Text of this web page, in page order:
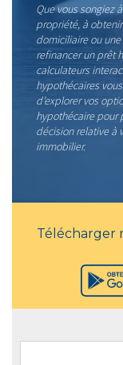
Que vous songiez
propriété, à
domiciliaire ou
refinancer un prêt
calculateurs
hypothécaires
d’explorer vos
hypothécaire pour
décision relative à
immobilier.
Télécharger